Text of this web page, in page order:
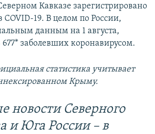
Кавказе зарегистрировано
COVID-19. В целом по России,
данным на 1 августа,
заболевших коронавирусом.
статистика учитывает
Крыму.
новости Северного
и Юга России – в